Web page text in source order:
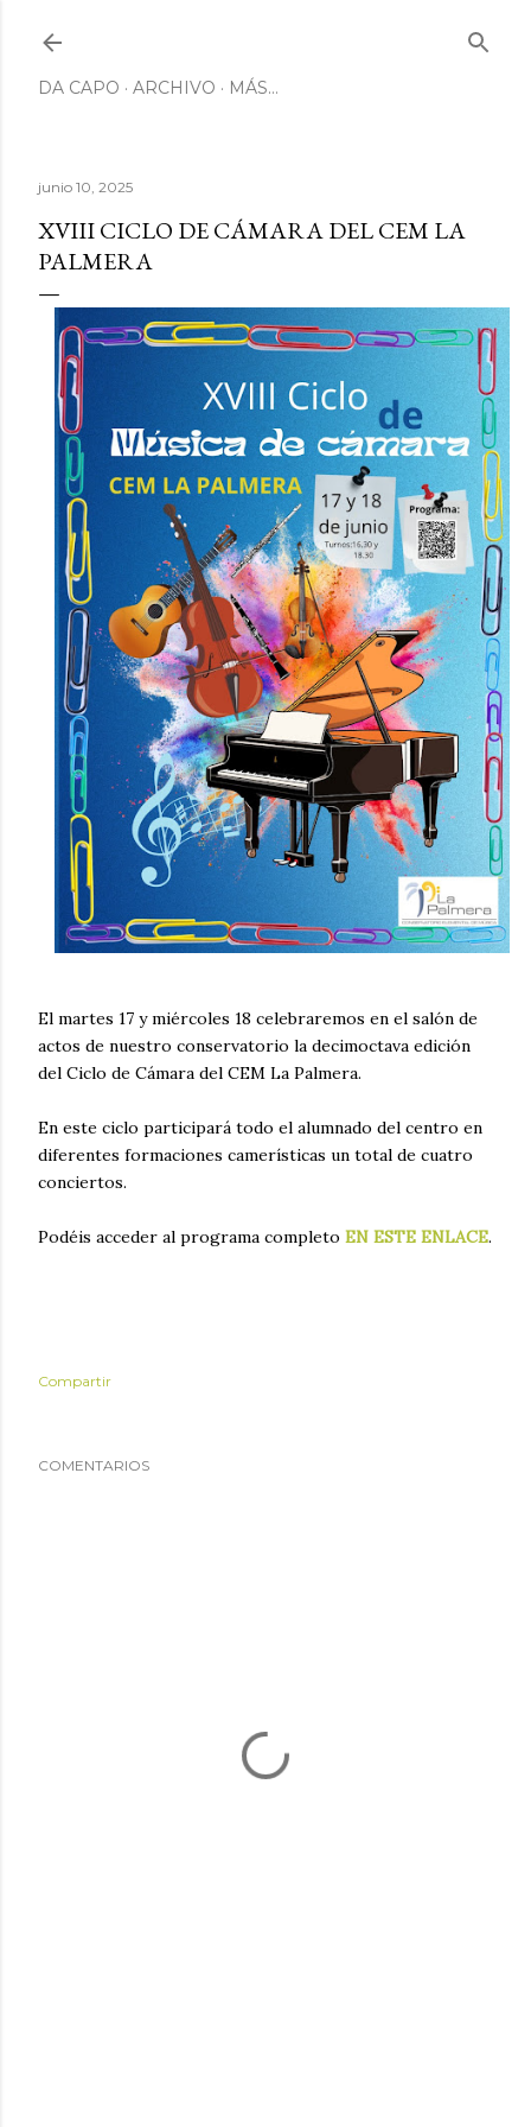
DA CAPO ARCHIVO MÁS…
junio 10, 2025
XVIII CICLO DE CÁMARA DEL CEM LA
PALMERA
El martes 17 y miércoles 18 celebraremos en el salón de
actos de nuestro conservatorio la decimoctava edición
del Ciclo de Cámara del CEM La Palmera.
En este ciclo participará todo el alumnado del centro en
diferentes formaciones camerísticas un total de cuatro
conciertos.
Podéis acceder al programa completo EN ESTE ENLACE.
Compartir
COMENTARIOS